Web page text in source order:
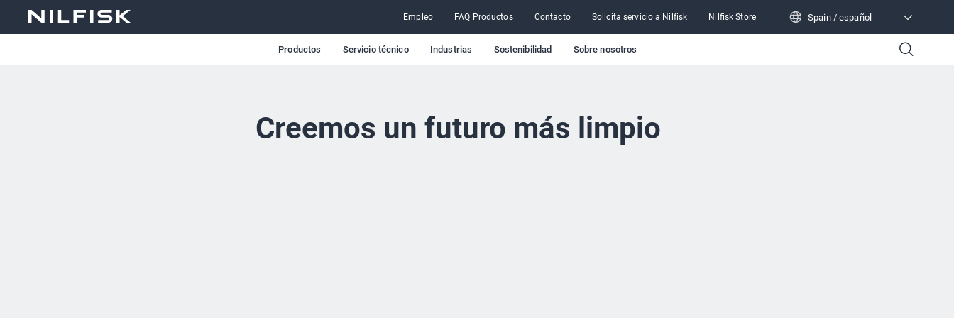
Empleo FAQ Productos Contacto Solicita servicio a Nilfisk Nilfisk Store Spain / español
Productos Servicio técnico Industrias Sostenibilidad Sobre nosotros
Creemos un futuro más limpio